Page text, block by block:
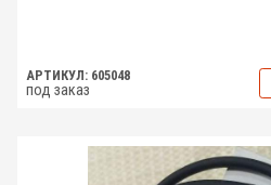
АРТИКУЛ: 605048
под заказ